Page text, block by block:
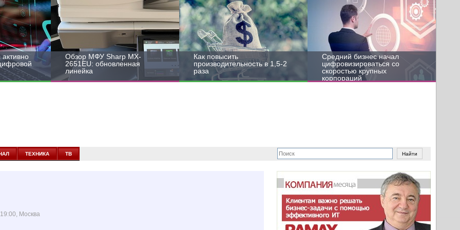
активно
Обзор МФУ Sharp MX-
2651EU: обновленная
линейка
Как повысить
производительность в 1,5-2
раза
Средний бизнес начал
цифровизироваться со
скоростью крупных
корпораций
ТЕХНИКА ТВ
Москва